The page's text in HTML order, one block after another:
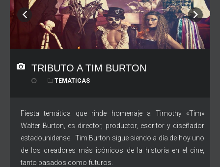
TRIBUTO A TIM BURTON
TEMATICAS
Fiesta temática que rinde homenaje a Timothy «Tim»
Walter Burton, es director, productor, escritor y diseñador
estadounidense. Tim Burton sigue siendo a día de hoy uno
de los creadores más icónicos de la historia en el cine,
tanto pasados como futuros.